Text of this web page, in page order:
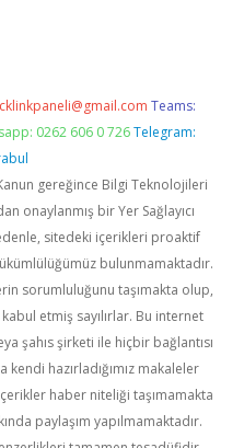
Teams:
0262 606 0 726 Telegram:
gereğince Bilgi Teknolojileri
onaylanmış bir Yer Sağlayıcı
sitedeki içerikleri proaktif
bulunmamaktadır.
sorumluluğunu taşımakta olup,
etmiş sayılırlar. Bu internet
şahıs şirketi ile hiçbir bağlantısı
kendi hazırladığımız makaleler
haber niteliği taşımamakta
paylaşım yapılmamaktadır.